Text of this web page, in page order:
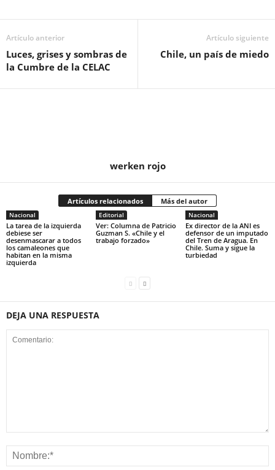
Artículo anterior
Luces, grises y sombras de
la Cumbre de la CELAC
Artículo siguiente
Chile, un país de miedo
werken rojo
Artículos relacionados Más del autor
Nacional
La tarea de la izquierda
debiese ser
desenmascarar a todos
los camaleones que
habitan en la misma
izquierda
Editorial
Ver: Columna de Patricio
Guzman S. «Chile y el
trabajo forzado»
Nacional
Ex director de la ANI es
defensor de un imputado
del Tren de Aragua. En
Chile. Suma y sigue la
turbiedad
DEJA UNA RESPUESTA